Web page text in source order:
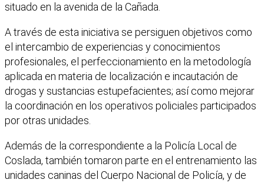
situado en la avenida de la Cañada.
A través de esta iniciativa se persiguen objetivos como
el intercambio de experiencias y conocimientos
profesionales, el perfeccionamiento en la metodología
aplicada en materia de localización e incautación de
drogas y sustancias estupefacientes; así como mejorar
la coordinación en los operativos policiales participados
por otras unidades.
Además de la correspondiente a la Policía Local de
Coslada, también tomaron parte en el entrenamiento las
unidades caninas del Cuerpo Nacional de Policía, y de